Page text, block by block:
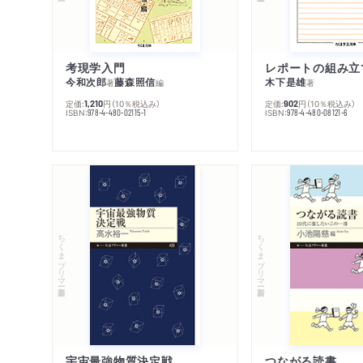
考現学入門
今和次郎著藤森照信編
定価:1,210円 （10％税込み）
ISBN:978-4-480-02115-1
レポートの組み
木下是雄著
定価:902円 （10％税込み）
ISBN:978-4-480-08121-6
ちくまプリマー新書 ちくまプリマー新書